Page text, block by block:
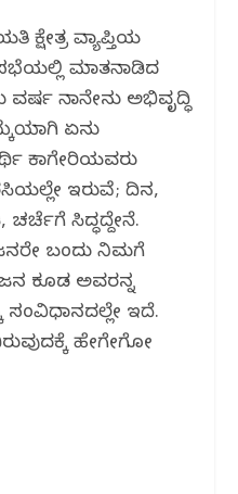
ಕ್ಷೇತ್ರ ವ್ಯಾಪ್ತಿಯ
ಸಭೆಯಲ್ಲಿ ಮಾತನಾಡಿದ
ವರ್ಷ ನಾನೇನು ಅಭಿವೃದ್ಧಿ
ಏನು
ಕಾಗೇರಿಯವರು
ಇರುವೆ; ದಿನ,
ಸಿದ್ಧಳಿದ್ದೇನೆ.
ಬಂದು ನಿಮಗೆ
ಜನ ಕೂಡ ಅವರನ್ನ
ಸಂವಿಧಾನದಲ್ಲೇ ಇದೆ.
ಹೇಗೇಗೋ